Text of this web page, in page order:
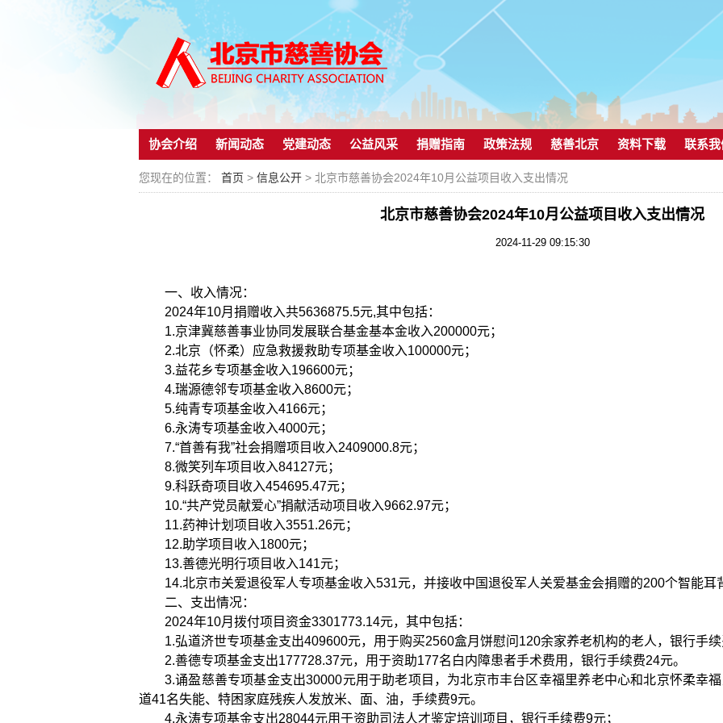
协会介绍 新闻动态 党建动态 公益风采 捐赠指南 政策法规 慈善北京 资料下载 联系我
您现在的位置： 首页 > 信息公开 > 北京市慈善协会2024年10月公益项目收入支出情况
北京市慈善协会2024年10月公益项目收入支出情况
2024-11-29 09:15:30
一、收入情况：
2024年10月捐赠收入共5636875.5元,其中包括：
1.京津冀慈善事业协同发展联合基金基本金收入200000元；
2.北京（怀柔）应急救援救助专项基金收入100000元；
3.益花乡专项基金收入196600元；
4.瑞源德邻专项基金收入8600元；
5.纯青专项基金收入4166元；
6.永涛专项基金收入4000元；
7.“首善有我”社会捐赠项目收入2409000.8元；
8.微笑列车项目收入84127元；
9.科跃奇项目 收入454695.47元；
10.“共产党员献爱心”捐献活动项目收入9662.97元；
11.药神计划项目收入3551.26元；
12.助学项目收入1800元；
13.善德光明行项目收入141元；
14.北京市关爱退役军人专项基金收入531元，并接收中国退役军人关爱基金会捐赠的200个智能
二、支出情况：
2024年10月拨付项目资金3301773.14元，其中包括：
1.弘道济世专项基金支出409600元，用于购买2560盒月饼慰问120余家养老机构的老人，银行手
2.善德专项基金支出177728.37元，用于资助177名白内障患者手术费用，银行手续费24元。
3.诵盈慈善专项基金支出30000元用于助老项目，为北京市丰台区幸福里养老中心和北京怀柔幸
道41名失能、特困家庭残疾人发放米、面、油，手续费9元。
4.永涛专项基金支出28044元用于资助司法人才鉴定培训项目，银行手续费9元；